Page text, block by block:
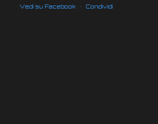
Vedi su Facebook · Condividi